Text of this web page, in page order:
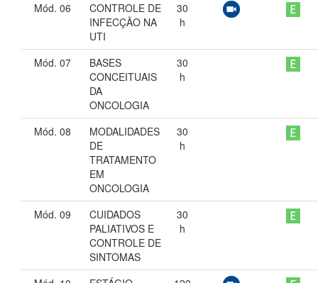
Mód. 06
CONTROLE DE
INFECÇÃO NA
UTI
30
h
Mód. 07
BASES
CONCEITUAIS
DA
ONCOLOGIA
30
h
Mód. 08
MODALIDADES
DE
TRATAMENTO
EM
ONCOLOGIA
30
h
Mód. 09
CUIDADOS
PALIATIVOS E
CONTROLE DE
SINTOMAS
30
h